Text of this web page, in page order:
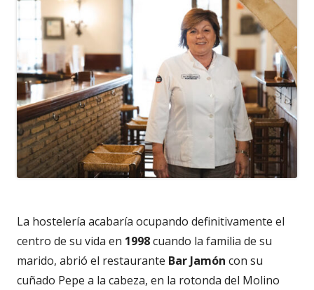
La hostelería acabaría ocupando definitivamente el
centro de su vida en 1998cuando la familia de su
marido, abrió el restaurante Bar Jamón con su
cuñado Pepe a la cabeza, en la rotonda del Molino